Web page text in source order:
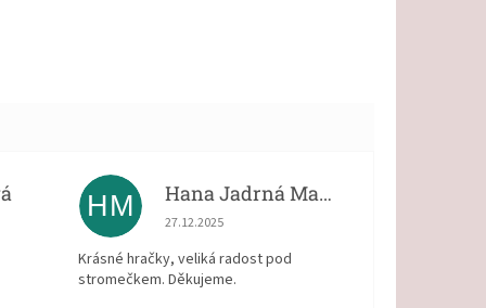
z 5 hvězdiček.HM Hana Jadrná Matějková
Hodnocení obchodu je 5 z 5 hvězdiček.
27.12.2025
Krásné hračky, veliká radost pod
stromečkem. Děkujeme.